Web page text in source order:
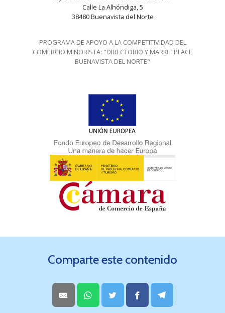
Calle La Alhóndiga, 5
38480 Buenavista del Norte
PROGRAMA DE APOYO A LA COMPETITIVIDAD DEL
COMERCIO MINORISTA: "DIRECTORIO Y MARKETPLACE
BUENAVISTA DEL NORTE"
Comparte este contenido